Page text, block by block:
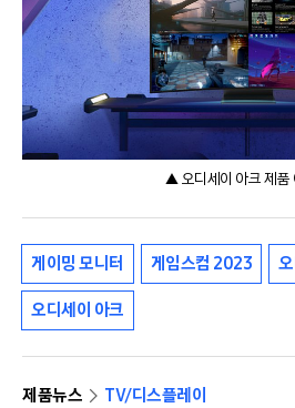
▲ 오디세이 아크 제품
게이밍 모니터 게임스컴 2023
오디세이 아크
제품뉴스
TV/디스플레이